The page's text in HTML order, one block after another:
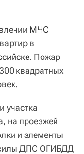
МЧС
в
. Пожар
квадратных
участка
на проезжей
и элементы
силы ДПС ОГИБДД